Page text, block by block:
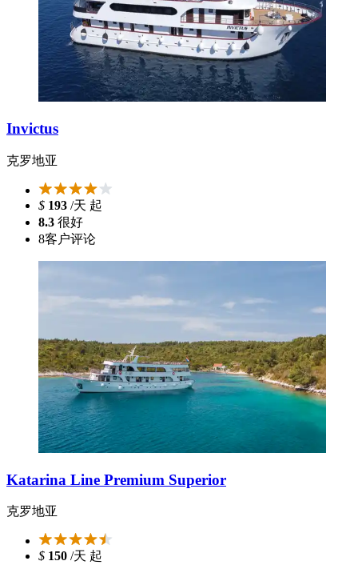
Invictus
克罗地亚
$ 193 /天 起
8.3 很好
8客户评论
Katarina Line Premium Superior
克罗地亚
$ 150 /天 起